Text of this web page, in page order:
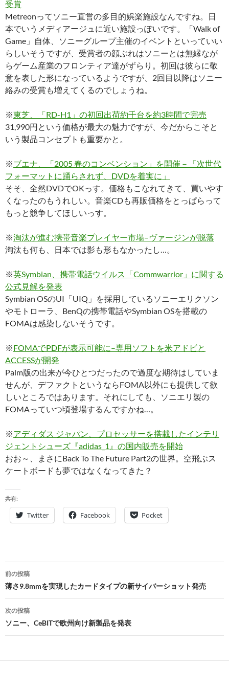
受賞
Metreonってソニー直営の多目的娯楽施設なんですね。日
本でいうメディアージュに近い施設っぽいです。「Walk of
Game」自体、ソニーグループ主催のイベントといっていい
らしいそうですが、受賞者の顔ぶれはソニーとは無縁なが
らゲーム産業のフロンティア達がずらり。初回は彼らに敬
意を表した形になっているようですが、2回目以降はソニー
絡みの受賞も増えてくるのでしょうね。
※東芝、「RD-H1」の初回出荷約千台を約3時間で完売
31,990円という価格が最大の魅力ですが、今だからこそと
いう製品コンセプトも重要かと。
※ブエナ、「2005 春のコンベンション」を開催－「次世代
フォーマットに踊らされず、DVDを着実に」
そそ、全然DVDでOKっす。価格もこなれてきて、買いやす
くなったのもうれしい。音楽CDも再販価格をとっぱらって
もっと競争してほしいっす。
※淘汰が進む携帯音楽プレイヤー市場–ヴァージンが脱落
淘汰も何も、日本では影も形もなかったし…。
※英Symbian、携帯電話ウイルス「Commwarrior」に関する
公式見解を発表
Symbian OSのUI「UIQ」を採用しているソニーエリクソン
やモトローラ、BenQの携帯電話やSymbian OSを搭載の
FOMAは感染しないそうです。
※FOMAでPDFが表示可能に–専用ソフトを米アドビと
ACCESSが開発
Palm版の出来が今ひとつだったので過度な期待はしていま
せんが、デファクトというならFOMA以外にも提供して欲
しいところではあります。それにしても、ソニエリ製の
FOMAっていつ頃登場するんですかね…。
※アディダス ジャパン、プロセッサーを搭載したインテリ
ジェントシューズ『adidas_1』の国内販売を開始
おお～、まさにBack To The Future Part2の世界。空飛ぶス
ケートボードも夢ではなくなってきた？
共有:
Twitter Facebook Pocket
投
稿
ナ
ビ
ゲ
ー
前の投稿
薄さ9.8mmを実現したカードタイプの新サイバーショット発売
次の投稿
ソニー、CeBITで欧州向け新製品を発表